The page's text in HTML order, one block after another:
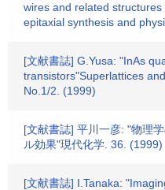
wires and related structures
epitaxial synthesis and
[文献書誌] G.Yusa: "InAs
transistors"Superlattices
No.1/2. (1999)
[文献書誌] 平川一彦: "物理
ル効果"現代化学. 36. (1999)
[文献書誌] I.Tanaka: